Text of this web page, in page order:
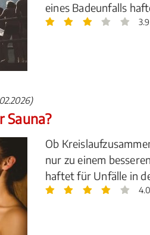
eines Badeunfalls
Ob
nur zu einem
haftet für Unfälle in